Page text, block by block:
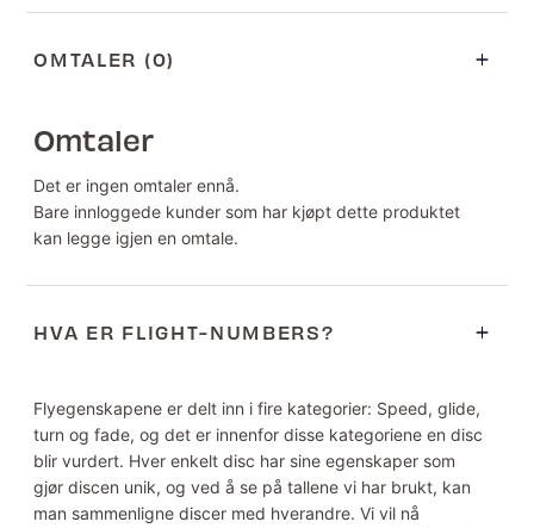
OMTALER (0)
Omtaler
Det er ingen omtaler ennå.
Bare innloggede kunder som har kjøpt dette produktet
kan legge igjen en omtale.
HVA ER FLIGHT-NUMBERS?
Flyegenskapene er delt inn i fire kategorier: Speed, glide,
turn og fade, og det er innenfor disse kategoriene en disc
blir vurdert. Hver enkelt disc har sine egenskaper som
gjør discen unik, og ved å se på tallene vi har brukt, kan
man sammenligne discer med hverandre. Vi vil nå